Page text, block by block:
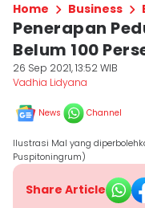
Home Business
Penerapan
Belum 100
26 Sep 2021, 13:52 WIB
Vadhia Lidyana
News Channel
Ilustrasi Mal yang
Puspitoningrum)
Share Article